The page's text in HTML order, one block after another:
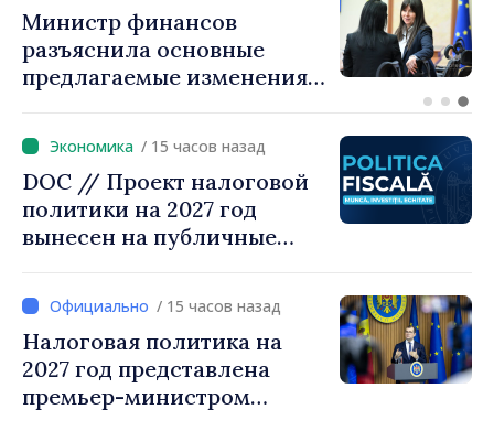
Премьер-министр Василе
Тофан провёл телефонный
разговор с болгарским
Радевым
/ 15 часов назад
DOC // Проект налоговой
политики на 2027 год
вынесен на публичные
/ 15 часов назад
Налоговая политика на
2027 год представлена
премьер-министром